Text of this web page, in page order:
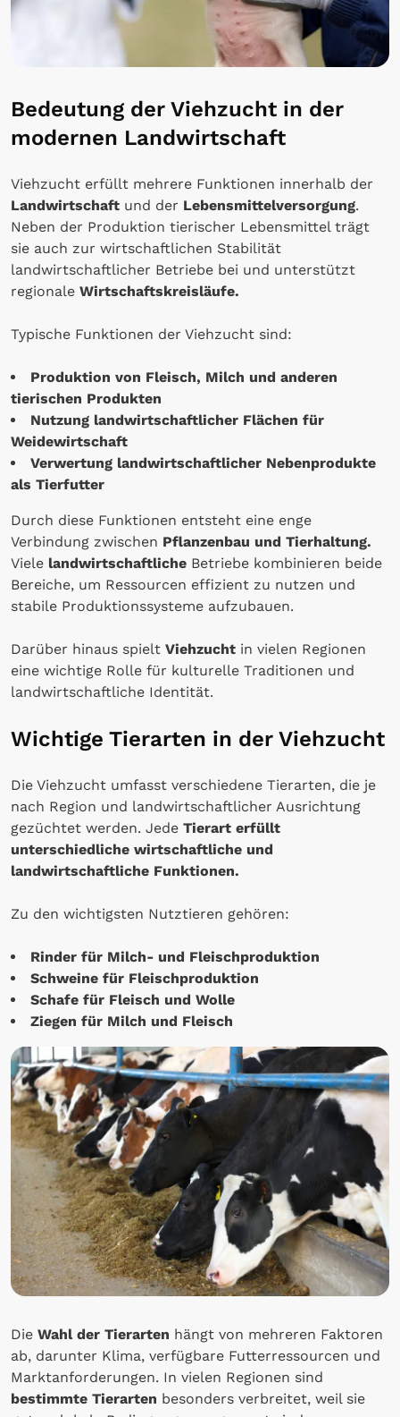
Bedeutung der Viehzucht in der
modernen Landwirtschaft
Viehzucht erfüllt mehrere Funktionen innerhalb der
Landwirtschaft und der Lebensmittelversorgung.
Neben der Produktion tierischer Lebensmittel trägt
sie auch zur wirtschaftlichen Stabilität
landwirtschaftlicher Betriebe bei und unterstützt
regionale Wirtschaftskreisläufe.
Typische Funktionen der Viehzucht sind:
Produktion von Fleisch, Milch und anderen
tierischen Produkten
Nutzung landwirtschaftlicher Flächen für
Weidewirtschaft
Verwertung landwirtschaftlicher Nebenprodukte
als Tierfutter
Durch diese Funktionen entsteht eine enge
Verbindung zwischen Pflanzenbau und Tierhaltung.
Viele landwirtschaftliche Betriebe kombinieren beide
Bereiche, um Ressourcen effizient zu nutzen und
stabile Produktionssysteme aufzubauen.
Darüber hinaus spielt Viehzucht in vielen Regionen
eine wichtige Rolle für kulturelle Traditionen und
landwirtschaftliche Identität.
Wichtige Tierarten in der Viehzucht
Die Viehzucht umfasst verschiedene Tierarten, die je
nach Region und landwirtschaftlicher Ausrichtung
gezüchtet werden. Jede Tierart erfüllt
unterschiedliche wirtschaftliche und
landwirtschaftliche Funktionen.
Zu den wichtigsten Nutztieren gehören:
Rinder für Milch- und Fleischproduktion
Schweine für Fleischproduktion
Schafe für Fleisch und Wolle
Ziegen für Milch und Fleisch
Die Wahl der Tierarten hängt von mehreren Faktoren
ab, darunter Klima, verfügbare Futterressourcen und
Marktanforderungen. In vielen Regionen sind
bestimmte Tierarten besonders verbreitet, weil sie